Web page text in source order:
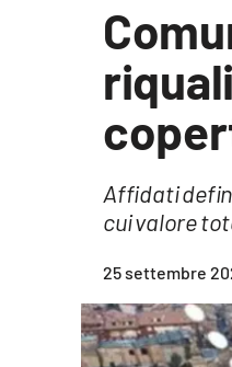
Affidati
cui valore
25 settembre